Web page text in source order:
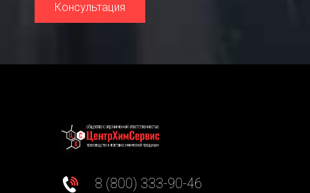
Консультация
8 (800) 333-90-46